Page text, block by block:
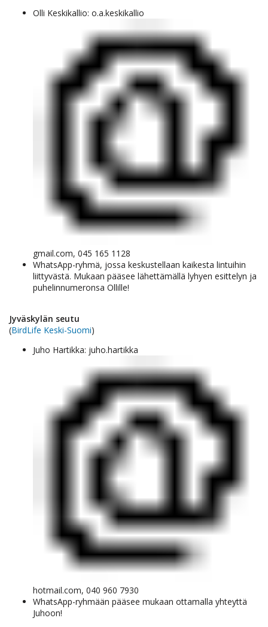
Olli Keskikallio: o.a.keskikallio
gmail.com, 045 165 1128
WhatsApp-ryhmä, jossa keskustellaan kaikesta lintuihin
liittyvästä. Mukaan pääsee lähettämällä lyhyen esittelyn ja
puhelinnumeronsa Ollille!
Jyväskylän seutu
(BirdLife Keski-Suomi)
Juho Hartikka: juho.hartikka
hotmail.com, 040 960 7930
WhatsApp-ryhmään pääsee mukaan ottamalla yhteyttä
Juhoon!